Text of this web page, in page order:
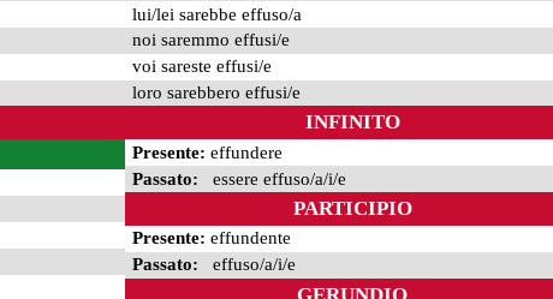
lui/lei sarebbe effuso/a
noi saremmo effusi/e
voi sareste effusi/e
loro sarebbero effusi/e
INFINITO
Presente: effundere
Passato: essere effuso/a/i/e
PARTICIPIO
Presente: effundente
Passato: effuso/a/i/e
GERUNDIO